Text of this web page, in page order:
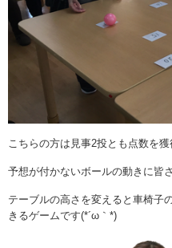
こちらの方は見事2投とも点数を
予想が付かないボールの動きに皆
テーブルの高さを変えると車椅子
きるゲームです(*´ω｀*)